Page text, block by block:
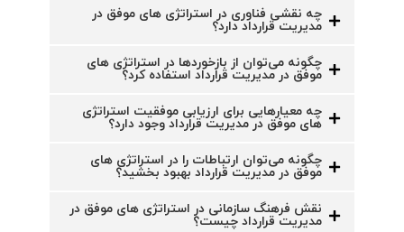
چه نقشی فناوری در استراتژی های موفق در
مدیریت قرارداد دارد؟
چگونه می‌توان از بازخوردها در استراتژی های
موفق در مدیریت قرارداد استفاده کرد؟
چه معیارهایی برای ارزیابی موفقیت استراتژی
های موفق در مدیریت قرارداد وجود دارد؟
چگونه می‌توان ارتباطات را در استراتژی های
موفق در مدیریت قرارداد بهبود بخشید؟
نقش فرهنگ سازمانی در استراتژی های موفق در
مدیریت قرارداد چیست؟